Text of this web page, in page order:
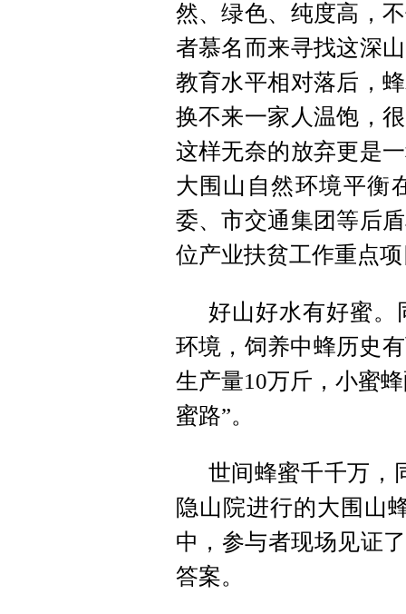
然、绿色、纯度高，
者慕名而来寻找这深
教育水平相对落后，
换不来一家人温饱，
这样无奈的放弃更是
大围山自然环境平衡
委、市交通集团等后
位产业扶贫工作重点
好山好水有好蜜
环境，饲养中蜂历史
生产量10万斤，小蜜
蜜路”。
世间蜂蜜千千万，
隐山院进行的大围山
中，参与者现场见证
答案。